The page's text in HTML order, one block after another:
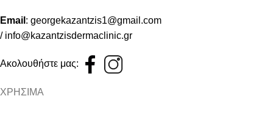
Email : georgekazantzis1@gmail.com
/ info@kazantzisdermaclinic.gr
Ακολουθήστε μας:
ΧΡΗΣΙΜΑ